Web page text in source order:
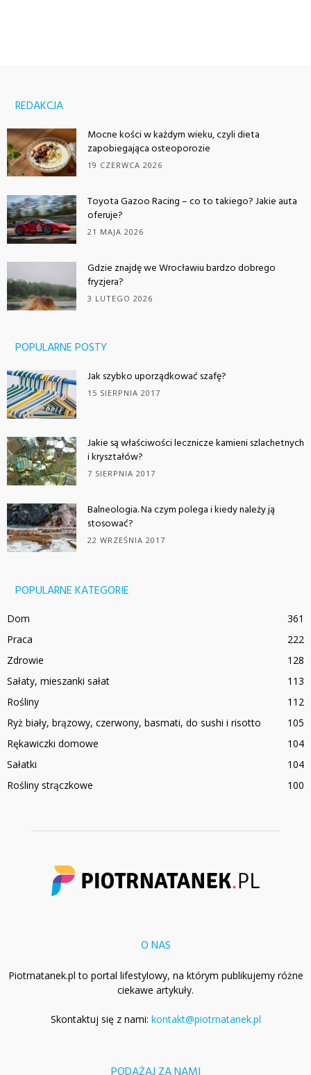
REDAKCJA
Mocne kości w każdym wieku, czyli dieta
zapobiegająca osteoporozie
19 CZERWCA 2026
Toyota Gazoo Racing – co to takiego? Jakie auta
oferuje?
21 MAJA 2026
Gdzie znajdę we Wrocławiu bardzo dobrego
fryzjera?
3 LUTEGO 2026
POPULARNE POSTY
Jak szybko uporządkować szafę?
15 SIERPNIA 2017
Jakie są właściwości lecznicze kamieni szlachetnych
i kryształów?
7 SIERPNIA 2017
Balneologia. Na czym polega i kiedy należy ją
stosować?
22 WRZEŚNIA 2017
POPULARNE KATEGORIE
Dom
361
Praca
222
Zdrowie
128
Sałaty, mieszanki sałat
113
Rośliny
112
Ryż biały, brązowy, czerwony, basmati, do sushi i risotto
105
Rękawiczki domowe
104
Sałatki
104
Rośliny strączkowe
100
O NAS
Piotrnatanek.pl to portal lifestylowy, na którym publikujemy różne
ciekawe artykuły.
Skontaktuj się z nami: kontakt@piotrnatanek.pl